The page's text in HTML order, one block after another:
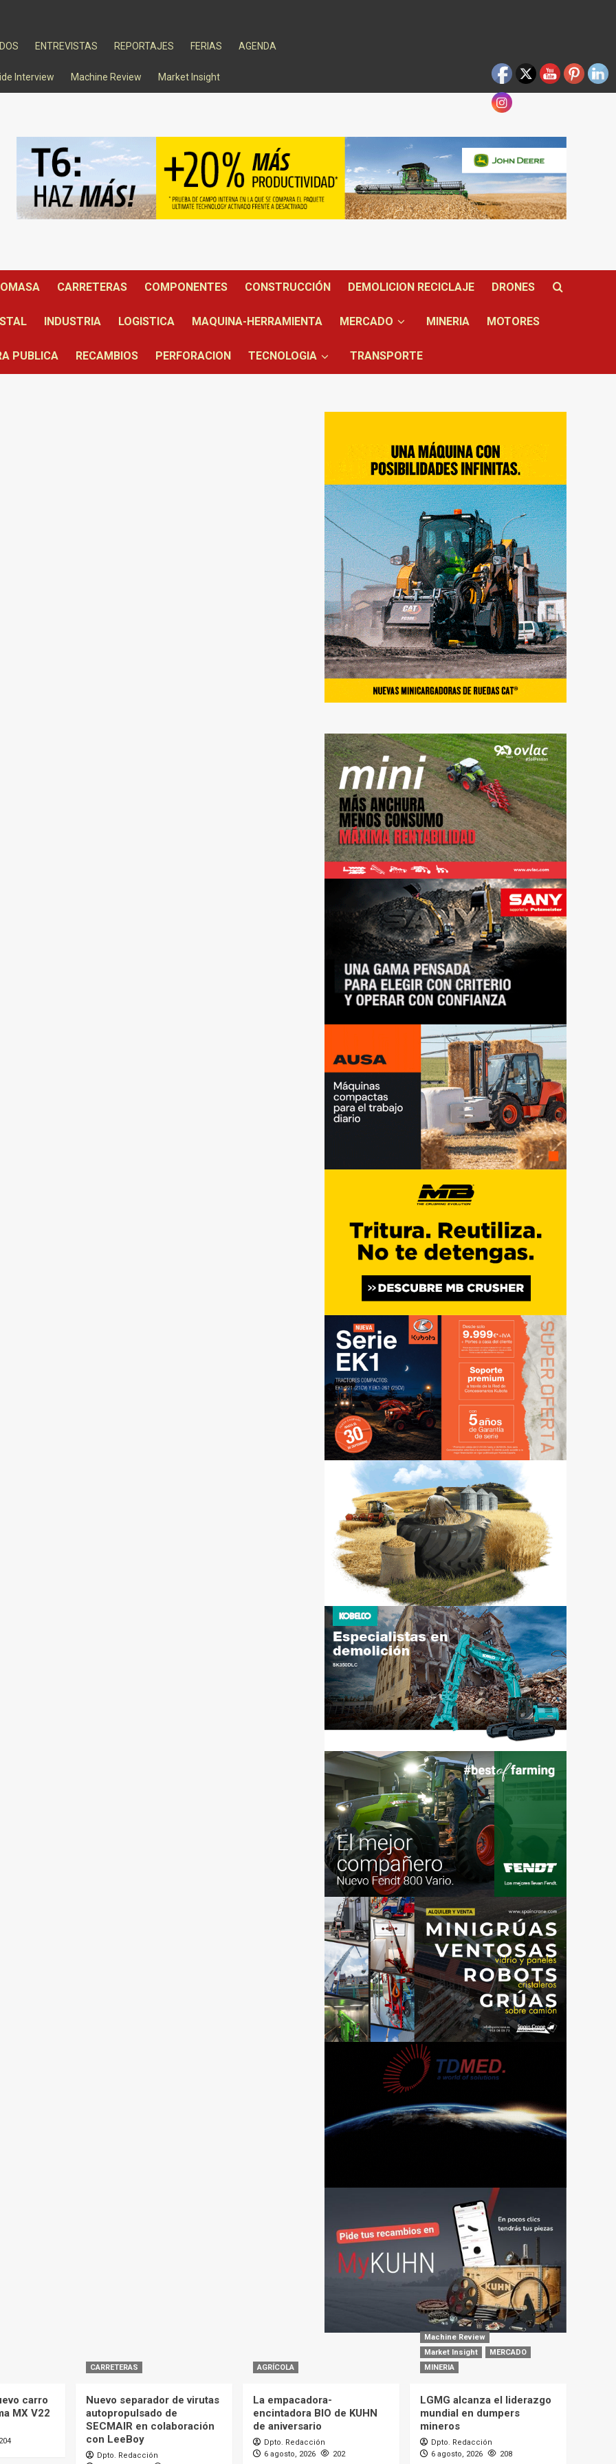
ENTREVISTAS REPORTAJES FERIAS AGENDA
Interview Machine Review Market Insight
CARRETERAS COMPONENTES CONSTRUCCIÓN DEMOLICION RECICLAJE DRONES
INDUSTRIA LOGISTICA MAQUINA-HERRAMIENTA MERCADO MINERIA MOTORES
PUBLICA RECAMBIOS PERFORACION TECNOLOGIA TRANSPORTE
carro
MX V22
CARRETERAS
Nuevo separador de virutas
autopropulsado de
SECMAIR en colaboración
con LeeBoy
Dpto. Redacción
AGRÍCOLA
La empacadora-
encintadora BIO de KUHN
de aniversario
Dpto. Redacción
6 agosto, 2026
202
Machine Review
Market Insight
MERCADO
MINERIA
LGMG alcanza el liderazgo
mundial en dumpers
mineros
Dpto. Redacción
6 agosto, 2026
208